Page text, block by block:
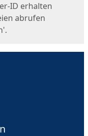
ID erhalten
abrufen